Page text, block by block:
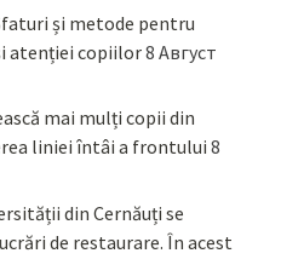
și metode pentru
atenției copiilor8 Август
mai mulți copii din
liniei întâi a frontului 8
din Cernăuți se
de restaurare. În acest